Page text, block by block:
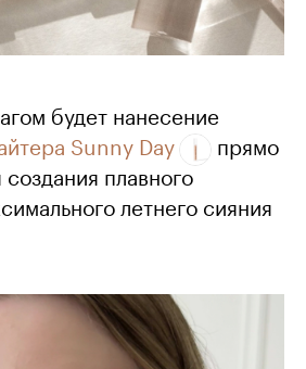
будет нанесение
Sunny Day
прямо
плавного
летнего сияния